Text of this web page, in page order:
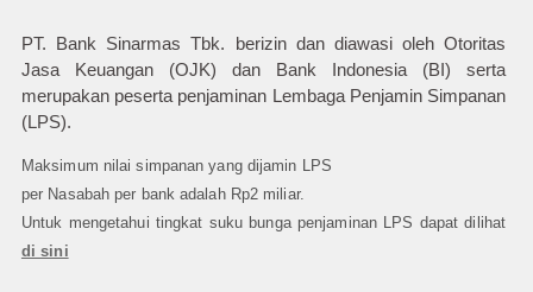
PT. Bank Sinarmas Tbk. berizin dan diawasi oleh Otoritas
Jasa Keuangan (OJK) dan Bank Indonesia (BI) serta
merupakan peserta penjaminan Lembaga Penjamin Simpanan
(LPS).
Maksimum nilai simpanan yang dijamin LPS
per Nasabah per bank adalah Rp2 miliar.
Untuk mengetahui tingkat suku bunga penjaminan LPS dapat dilihat
di sini